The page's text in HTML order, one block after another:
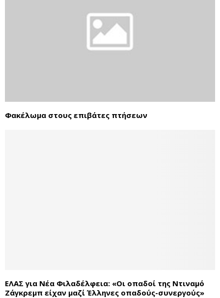
Φακέλωμα στους επιβάτες πτήσεων
ΕΛΑΣ για Νέα Φιλαδέλφεια: «Οι οπαδοί της Ντιναμό
Ζάγκρεμπ είχαν μαζί Έλληνες οπαδούς-συνεργούς»